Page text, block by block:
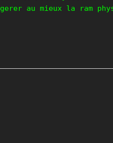
gerer au mieux la ram